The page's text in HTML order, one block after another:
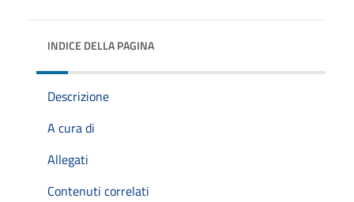
INDICE DELLA PAGINA
Descrizione
A cura di
Allegati
Contenuti correlati